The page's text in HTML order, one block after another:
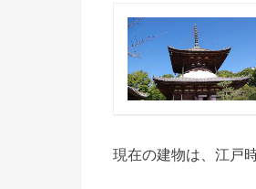
現在の建物は、江戸